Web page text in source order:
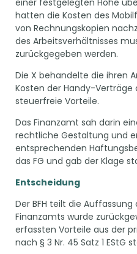
einer festgelegten Höhe
hatten die Kosten des
von Rechnungskopien
des Arbeitsverhältnisses
zurückgegeben werden.
Die X behandelte die ihren
Kosten der Handy-Verträge
steuerfreie Vorteile.
Das Finanzamt sah darin
rechtliche Gestaltung und
entsprechenden
das FG und gab der Klage
Entscheidung
Der BFH teilt die Auffassung
Finanzamts wurde
erfassten Vorteile aus der
nach § 3 Nr. 45 Satz 1 EStG